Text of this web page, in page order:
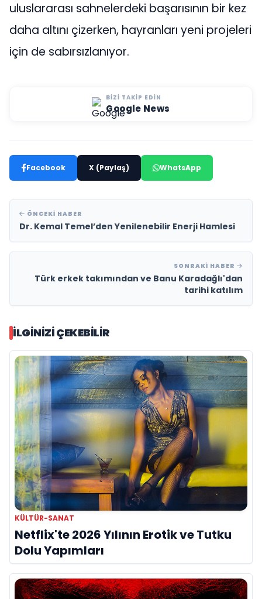
uluslararası sahnelerdeki başarısının bir kez
daha altını çizerken, hayranları yeni projeleri
için de sabırsızlanıyor.
BIZI TAKIP EDIN
Google News
Facebook X (Paylaş) WhatsApp
ÖNCEKI HABER
Dr. Kemal Temel’den Yenilenebilir Enerji Hamlesi
SONRAKI HABER
Türk erkek takımından ve Banu Karadağlı'dan
tarihi katılım
İLGINIZI ÇEKEBILIR
KÜLTÜR-SANAT
Netflix'te 2026 Yılının Erotik ve Tutku
Dolu Yapımları